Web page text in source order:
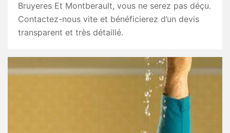
Bruyeres Et Montberault, vous ne serez pas déçu.
Contactez-nous vite et bénéficierez d’un devis
transparent et très détaillé.